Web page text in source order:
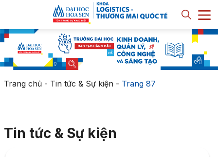
Trang chủ- Tin tức & Sự kiện- Trang 87
Tin tức & Sự kiện